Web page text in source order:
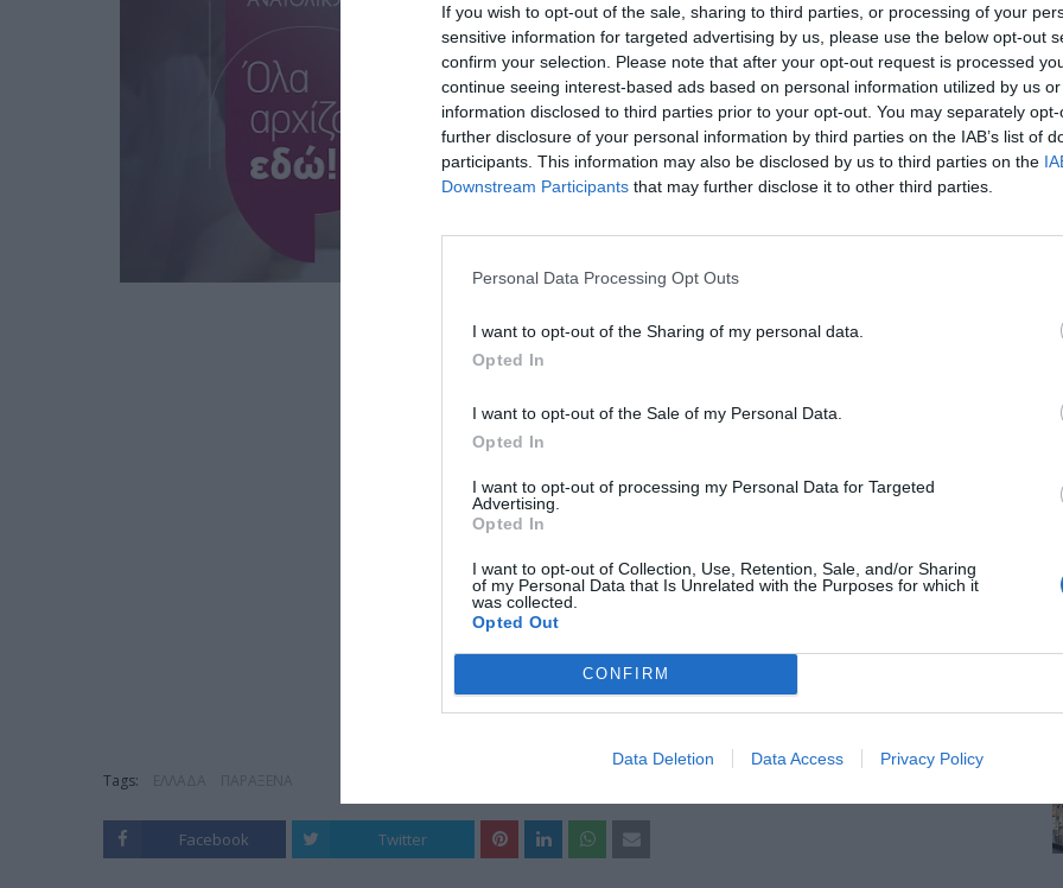
If you wish to opt-out of the sale, sharing to third parties, or processing of your
sensitive information for targeted advertising by us, please use the below opt-out
confirm your selection. Please note that after your opt-out request is processed
continue seeing interest-based ads based on personal information utilized by us
information disclosed to third parties prior to your opt-out. You may separately
further disclosure of your personal information by third parties on the IAB’s list of
participants. This information may also be disclosed by us to third parties on the
Downstream Participants that may further disclose it to other third parties.
Personal Data Processing Opt Outs
I want to opt-out of the Sharing of my personal data.
Opted In
I want to opt-out of the Sale of my Personal Data.
Opted In
I want to opt-out of processing my Personal Data for Targeted
Advertising.
Opted In
I want to opt-out of Collection, Use, Retention, Sale, and/or Sharing
of my Personal Data that Is Unrelated with the Purposes for which it
was collected.
Opted Out
CONFIRM
Data Deletion Data Access Privacy Policy
Tags:
Facebook Twitter